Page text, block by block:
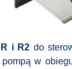
R i R2 do
w